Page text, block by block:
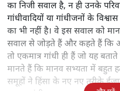
का निजी सवाल है, न ही उनके
गांधीवादियों या गांधीजनों के
का भी नहीं है। वे इस सवाल को
सवाल से जोड़ते हैं और कहते हैं कि
तो एकमात्र गांधी ही हैं जो यह
मानते हैं कि मानव सभ्यता में बहुत
समूहों ने हिंसा के नए नए तरीके